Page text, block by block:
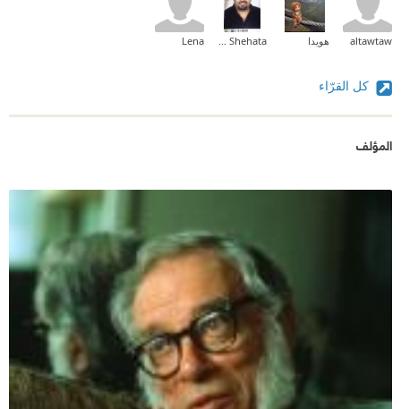
altawtaw هويدا Ahmed Mahmoud Ahmed Shehata
Lena
كل القرّاء
المؤلف